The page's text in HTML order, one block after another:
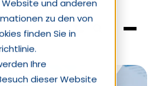
und anderen
zu den von
finden Sie in
Ihre
dieser Website